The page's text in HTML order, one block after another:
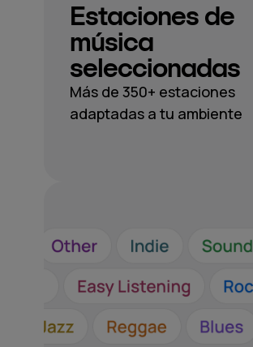
Estaciones de
música
seleccionadas
Más de 350+ estaciones
adaptadas a tu ambiente